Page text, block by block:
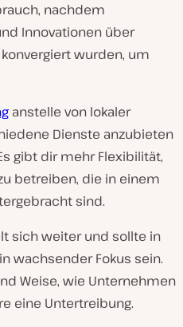
nachdem
Innovationen über
wurden, um
anstelle von lokaler
Dienste anzubieten
gibt dir mehr Flexibilität,
betreiben, die in einem
sind.
sich weiter und sollte in
wachsender Fokus sein.
Weise, wie Unternehmen
eine Untertreibung.